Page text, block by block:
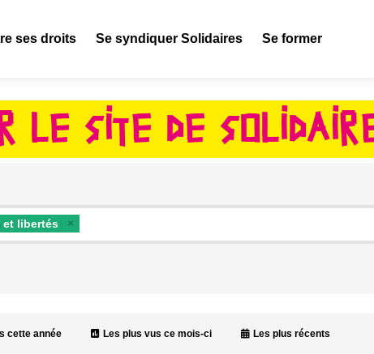
ses droits Se syndiquer Solidaires Se former
LE SITE DE
et libertés
cette année Les plus vus ce mois-ci Les plus récents